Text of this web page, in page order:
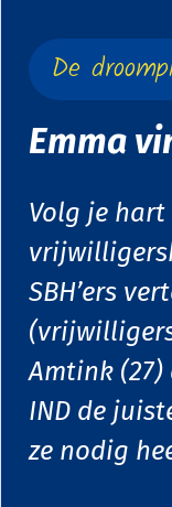
De
Emma
Volg je
SBH’ers
Amtink
IND de
ze nodig